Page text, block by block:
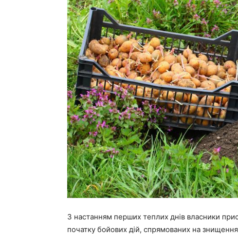
З настанням перших теплих днів власники
початку бойових дій, спрямованих на